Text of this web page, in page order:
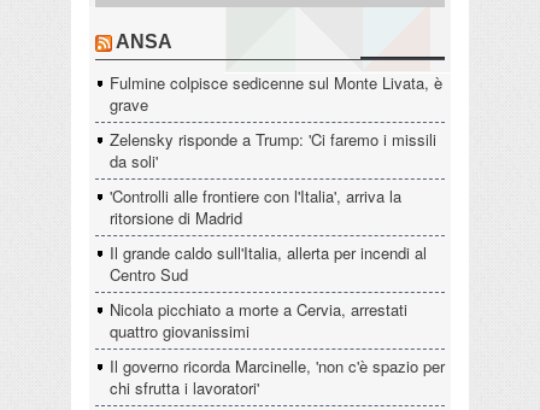
ANSA
Fulmine colpisce sedicenne sul Monte Livata, è
grave
Zelensky risponde a Trump: 'Ci faremo i missili
da soli'
'Controlli alle frontiere con l'Italia', arriva la
ritorsione di Madrid
Il grande caldo sull'Italia, allerta per incendi al
Centro Sud
Nicola picchiato a morte a Cervia, arrestati
quattro giovanissimi
Il governo ricorda Marcinelle, 'non c'è spazio per
chi sfrutta i lavoratori'